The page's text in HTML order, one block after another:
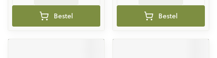
Bestel Bestel